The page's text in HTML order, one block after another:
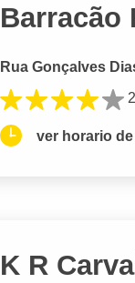
Barracão
Rua Gonçalves
ver horario
K R